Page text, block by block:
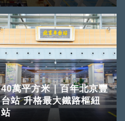
40萬平方米｜百年北京豐
台站 升格最大鐵路樞紐
站